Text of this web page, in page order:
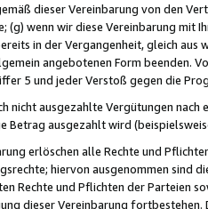
dieser Vereinbarung von den
wenn wir diese Vereinbarung mit
in der Vergangenheit, gleich
angebotenen Form beenden.
5 und jeder Verstoß gegen die
nicht ausgezahlte Vergütungen
Betrag ausgezahlt wird
erlöschen alle Rechte und
hiervon ausgenommen sind
Rechte und Pflichten der Parteien
dieser Vereinbarung